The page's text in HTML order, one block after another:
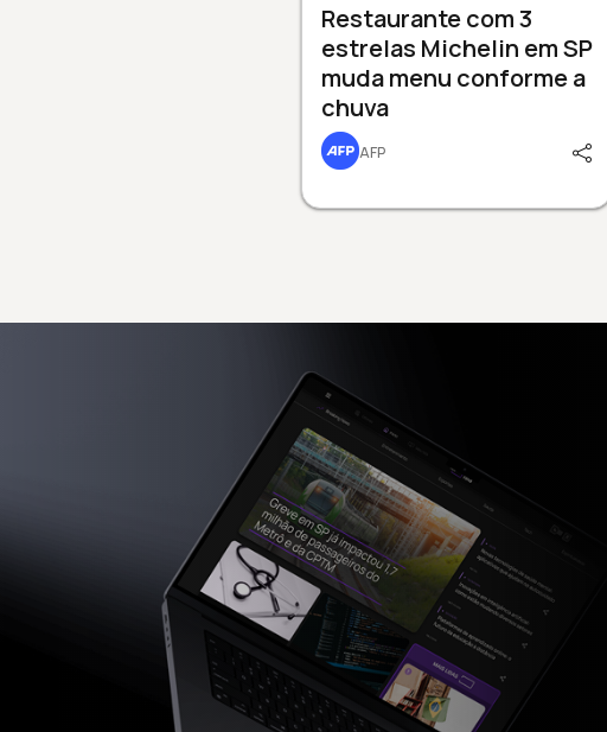
Restaurante com 3
estrelas Michelin em SP
muda menu conforme a
chuva
AFP